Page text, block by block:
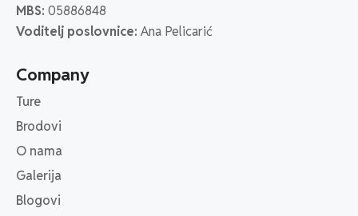
MBS: 05886848
Voditelj poslovnice: Ana Pelicarić
Company
Ture
Brodovi
O nama
Galerija
Blogovi